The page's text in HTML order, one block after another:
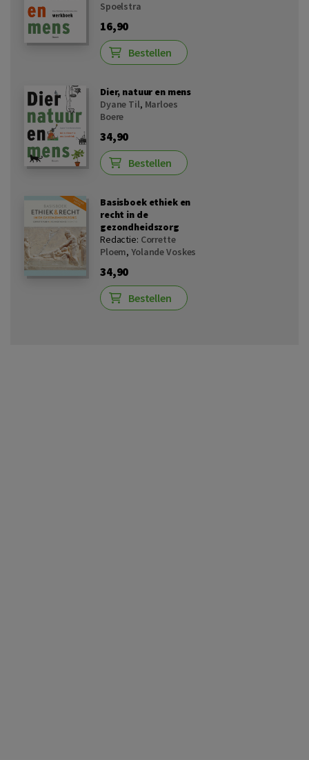
Spoelstra
16,90
Bestellen
Dier, natuur en mens
Dyane Til, Marloes
Boere
34,90
Bestellen
Basisboek ethiek en
recht in de
gezondheidszorg
Redactie: Corrette
Ploem,Yolande Voskes
34,90
Bestellen